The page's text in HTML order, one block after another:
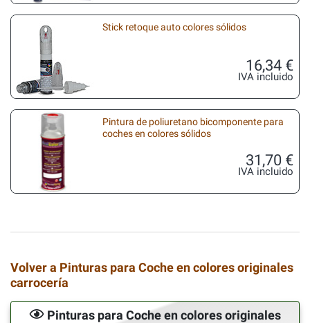
Stick retoque auto colores sólidos
16,34 €
IVA incluido
Pintura de poliuretano bicomponente para
coches en colores sólidos
31,70 €
IVA incluido
Volver a Pinturas para Coche en colores originales
carrocería
Pinturas para Coche en colores originales